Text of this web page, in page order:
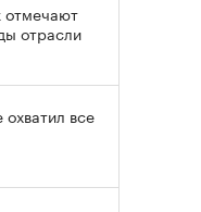
отмечают
отрасли
все